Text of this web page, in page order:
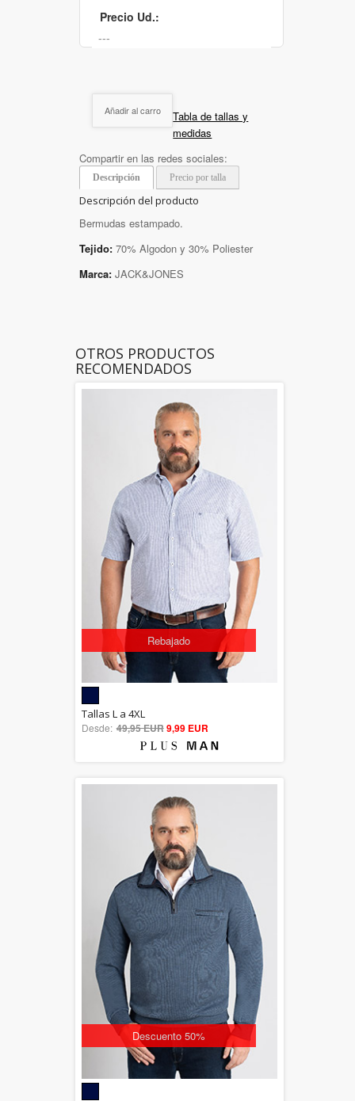
Precio Ud.:
Añadir al carro
Tabla de tallas y
medidas
Compartir en las redes sociales:
Descripción Precio por talla
Descripción del producto
Bermudas estampado.
Tejido: 70% Algodon y 30% Poliester
Marca: JACK&JONES
OTROS PRODUCTOS
RECOMENDADOS
Rebajado
out of 5
Tallas L a 4XL
Desde: 49,95 EUR9,99 EUR
Descuento 50%